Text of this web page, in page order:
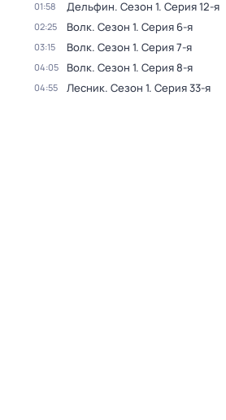
01:58 Дельфин. Сезон 1. Серия 12-я
02:25 Волк. Сезон 1. Серия 6-я
03:15 Волк. Сезон 1. Серия 7-я
04:05 Волк. Сезон 1. Серия 8-я
04:55 Лесник. Сезон 1. Серия 33-я